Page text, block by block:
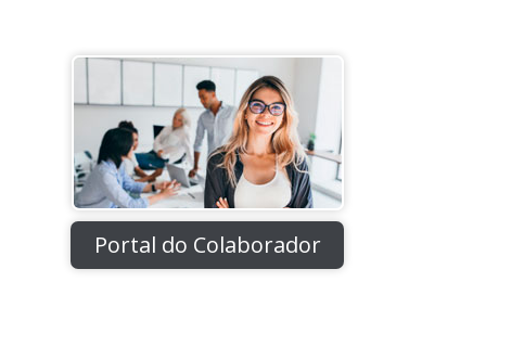
Portal do Colaborador